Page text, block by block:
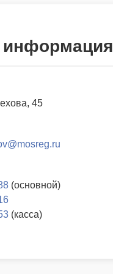
информация
45
(основной)
(касса)